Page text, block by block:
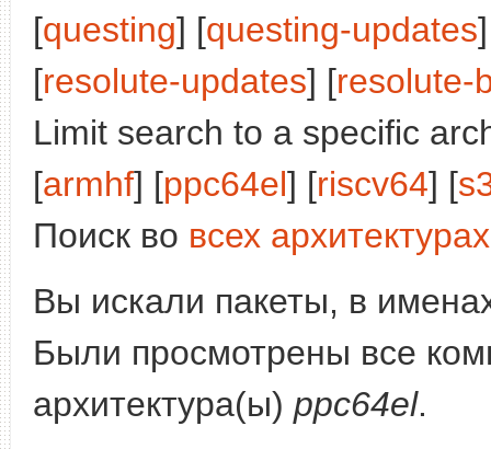
[questing] [questing-updates
[resolute-updates] [resolute-
Limit search to a specific
[armhf] [ppc64el] [riscv64] [
Поиск во всех архитектурах
Вы искали пакеты, в
Были просмотрены все
архитектура(ы) ppc64el.